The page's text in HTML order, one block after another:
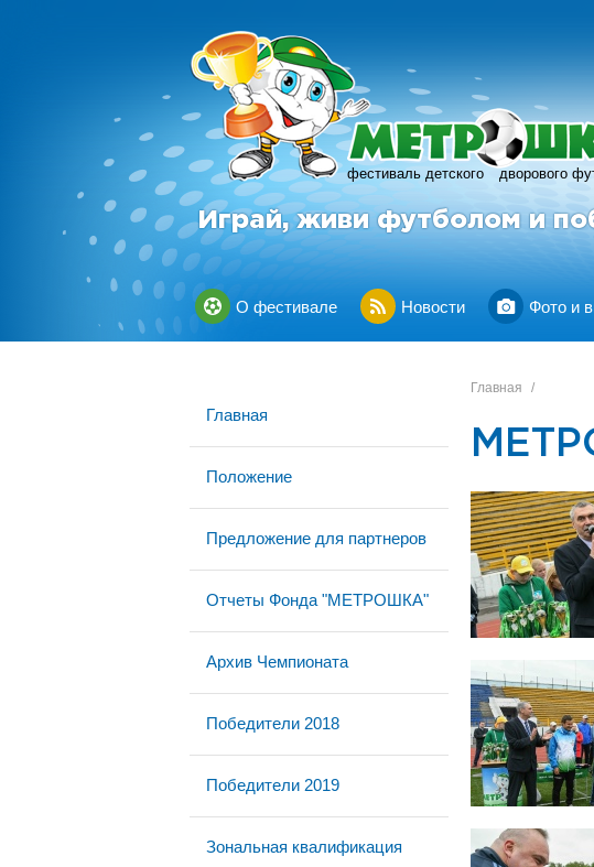
фестиваль детского дворового
Играй, живи футболом и
О фестивале Новости Фото и
Главная
Положение
Предложение для партнеров
Отчеты Фонда "МЕТРОШКА"
Архив Чемпионата
Победители 2018
Победители 2019
Зональная квалификация
Главная /